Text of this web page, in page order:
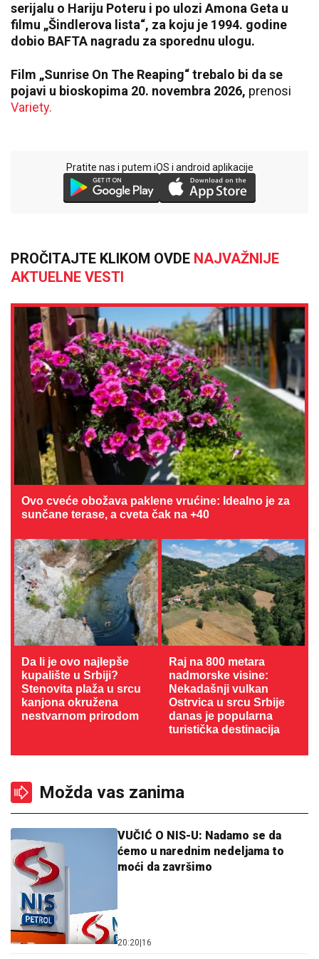
serijalu o Hariju Poteru i po ulozi Amona Geta u
filmu „Šindlerova lista“, za koju je 1994. godine
dobio BAFTA nagradu za sporednu ulogu.
Film „Sunrise On The Reaping“ trebalo bi da se
pojavi u bioskopima 20. novembra 2026, prenosi
Variety.
Pratite nas i putem iOS i android aplikacije
PROČITAJTE KLIKOM OVDE NAJVAŽNIJE
AKTUELNE VESTI
Ovo cveće obožava paklene vrućine: Idealno je za
sunčane terase, a cveta čak na +40
Da li je ovo najlepše
kupalište u Srbiji?
Stenovita plaža u srcu
kanjona okružena
nestvarnom prirodom
Raj na 800 metara
nadmorske visine:
Nekadašnji vulkan
Ostrvica u srcu Srbije
danas je popularna
turistička destinacija
Možda vas zanima
VUČIĆ O NIS-U: Nadamo se da
ćemo u narednim nedeljama to
moći da završimo
20:20 16